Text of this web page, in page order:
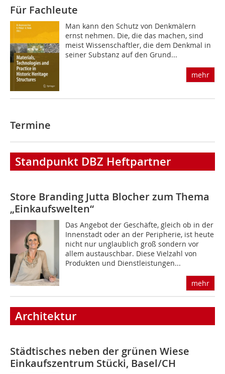
Für Fachleute
Man kann den Schutz von Denkmälern
ernst nehmen. Die, die das machen, sind
meist Wissenschaftler, die dem Denkmal in
seiner Sub­stanz auf den Grund...
mehr
Termine
Standpunkt DBZ Heftpartner
Store Branding Jutta Blocher zum Thema
„Einkaufswelten“
Das Angebot der Geschäfte, gleich ob in der
Innenstadt oder an der Peripherie, ist heute
nicht nur unglaublich groß sondern vor
allem austauschbar. Diese Vielzahl von
Produkten und Dienstleistungen...
mehr
Architektur
Städtisches neben der grünen Wiese
Einkaufszentrum Stücki, Basel/CH